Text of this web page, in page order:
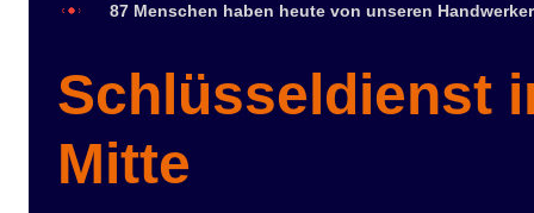
87 Menschen haben heute von unseren
Schlüsseldienst
Mitte